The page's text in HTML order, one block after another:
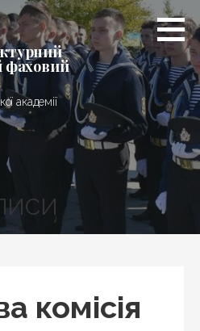
фаховий
академії
комісія